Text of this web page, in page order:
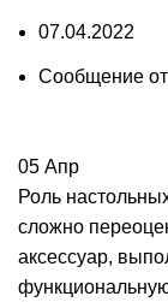
07.04.2022
Сообщение от
05 Апр
Роль
сложно
аксессуар,